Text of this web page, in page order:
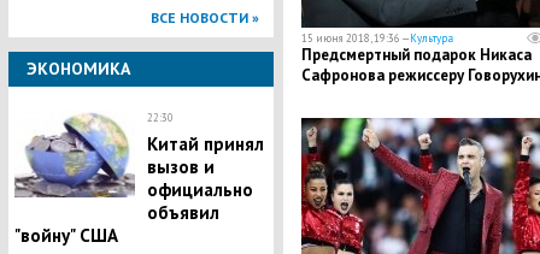
ВСЕ НОВОСТИ »
ЭКОНОМИКА
22:30
​Китай принял
вызов и
официально
объявил
"войну" США
15 июня 2018, 19:36 —Культура
​Предсмертный подарок Никаса
Сафронова режиссеру